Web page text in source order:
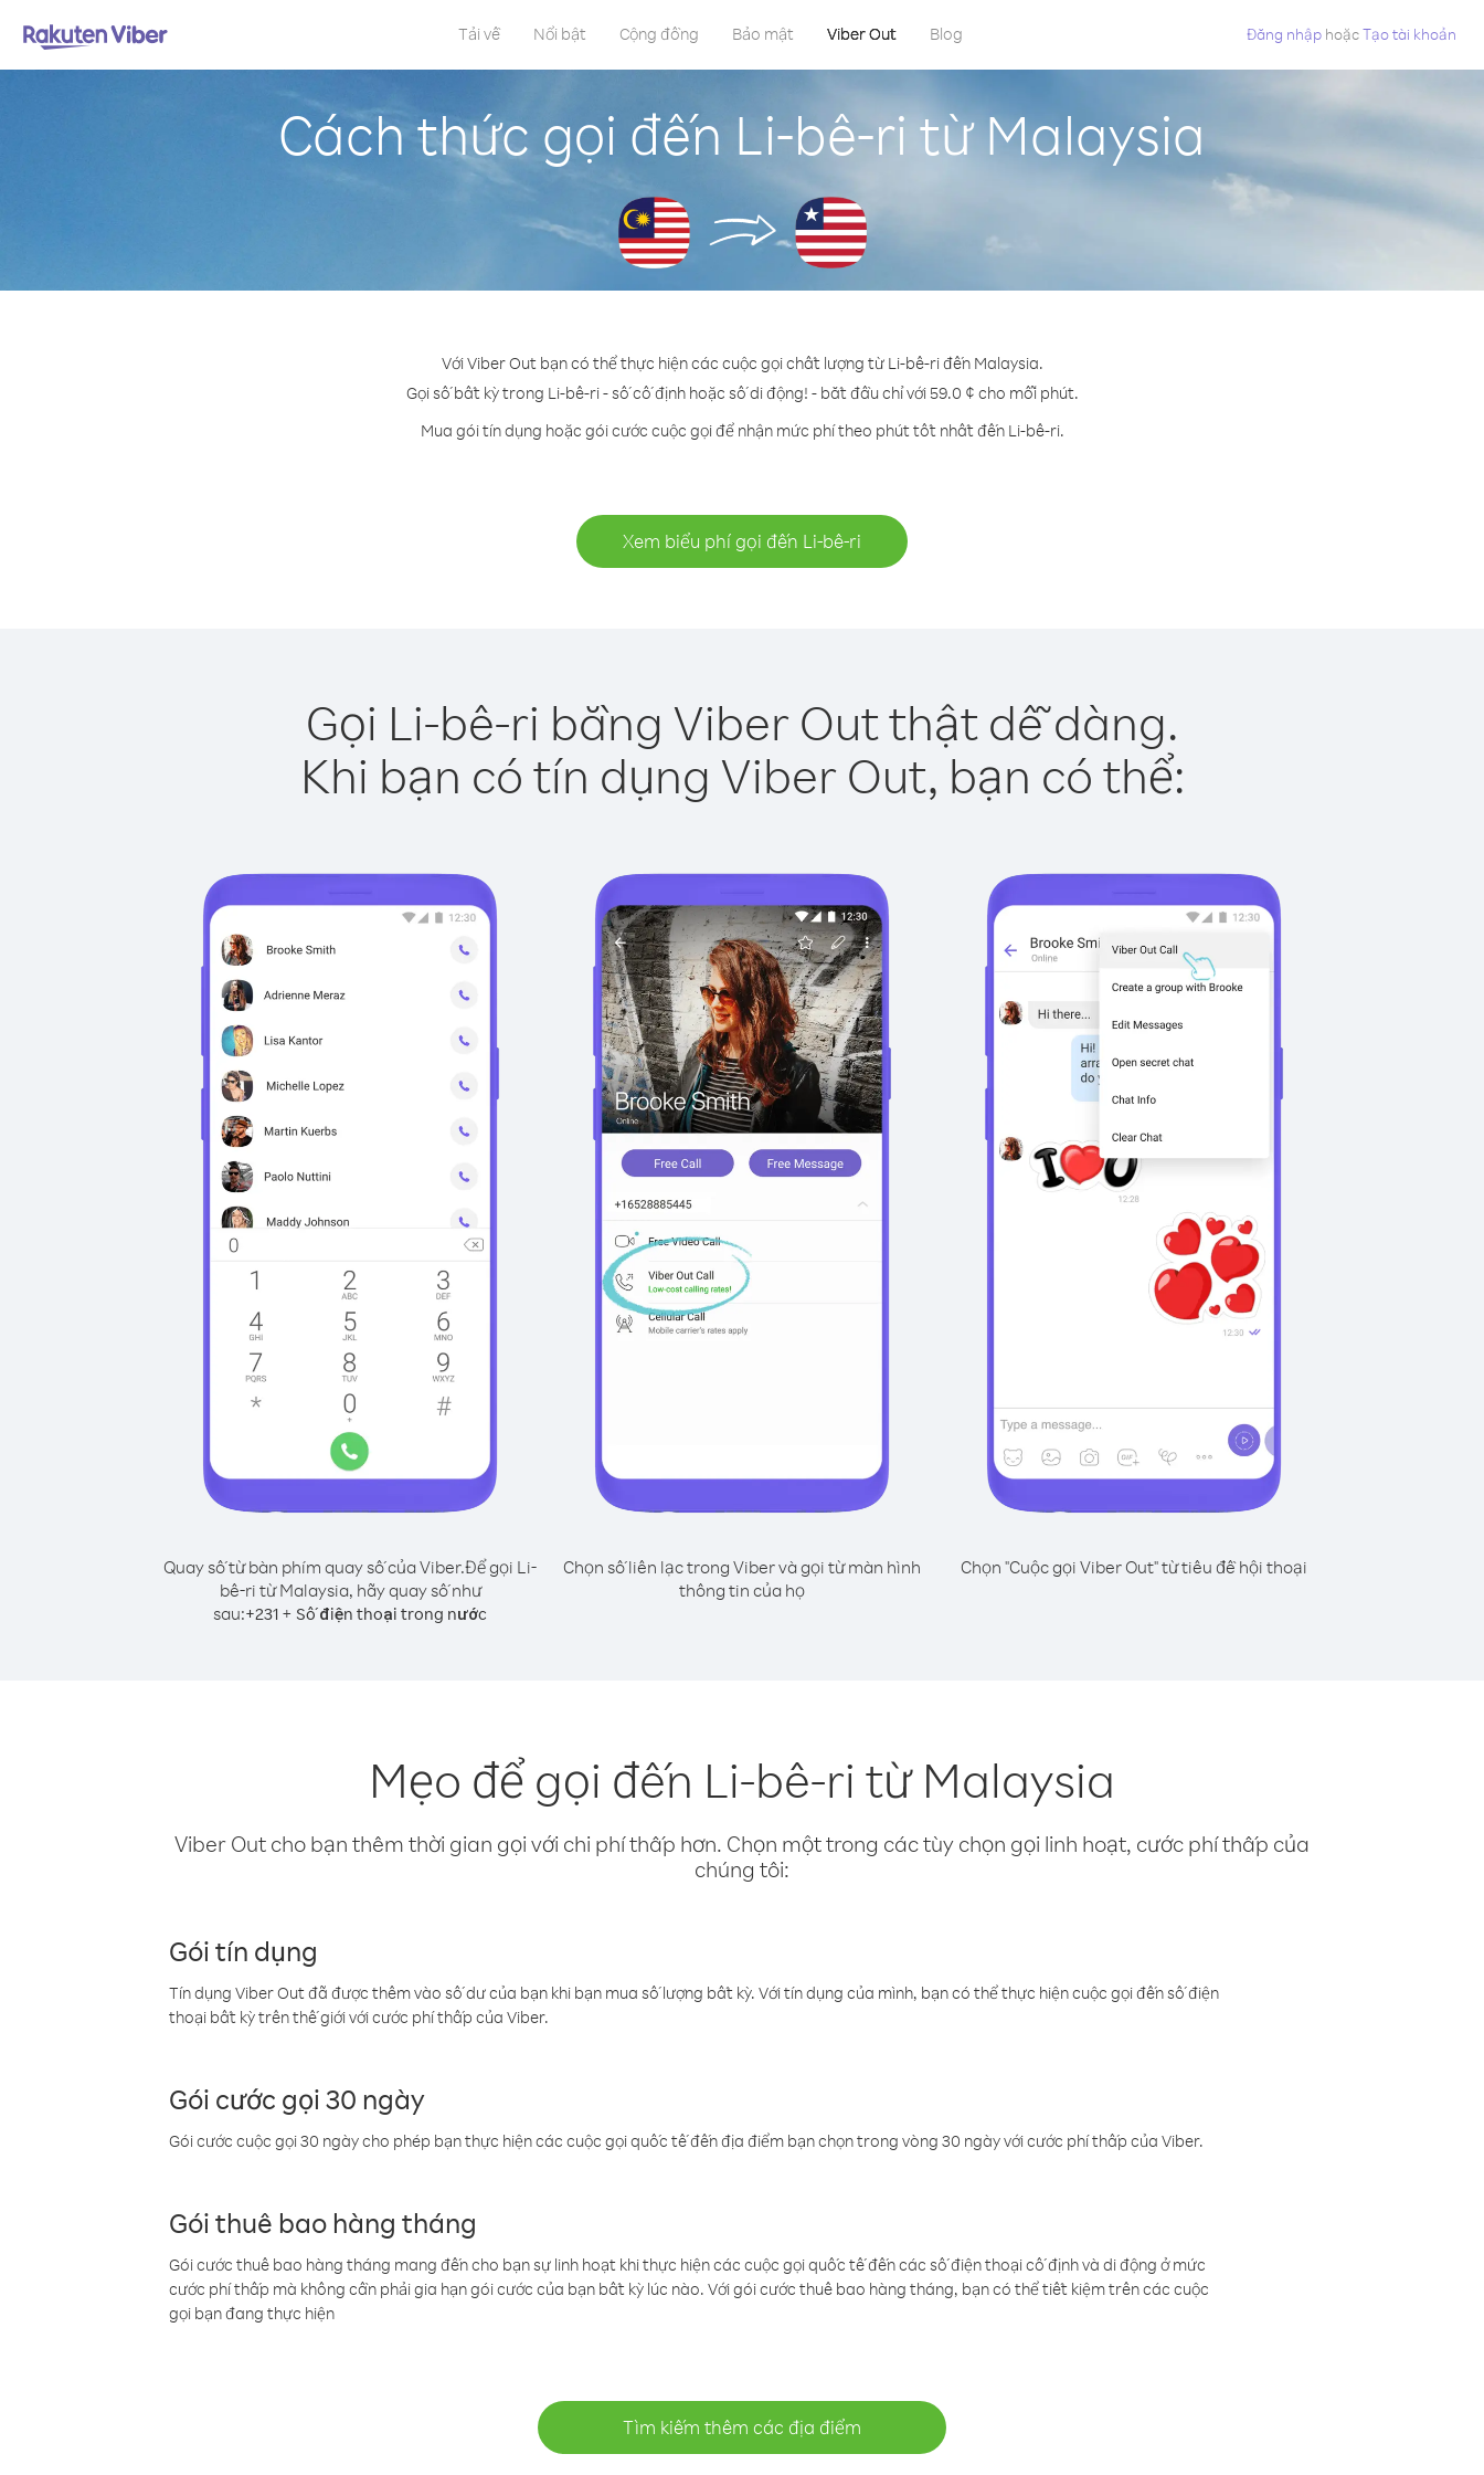
Tải về Nổi bật Cộng đồng Bảo mật Viber Out Blog Đăng nhập hoặcTạo tài khoản
Cách thức gọi đến Li-bê-ri từ Malaysia
Với Viber Out bạn có thể thực hiện các cuộc gọi chất lượng từ Li-bê-ri đến Malaysia.
Gọi số bất kỳ trong Li-bê-ri - số cố định hoặc số di động! - bắt đầu chỉ với 59.0 ¢ cho mỗi phút.
Mua gói tín dụng hoặc gói cước cuộc gọi để nhận mức phí theo phút tốt nhất đến Li-bê-ri.
Xem biểu phí gọi đến Li-bê-ri
Gọi Li-bê-ri bằng Viber Out thật dễ dàng.
Khi bạn có tín dụng Viber Out, bạn có thể:
Quay số từ bàn phím quay số của Viber.Để gọi Li-
bê-ri từ Malaysia, hãy quay số như
sau:+231 + Số điện thoại trong nước
Chọn số liên lạc trong Viber và gọi từ màn hình
thông tin của họ
Chọn "Cuộc gọi Viber Out" từ tiêu đề hội thoại
Mẹo để gọi đến Li-bê-ri từ Malaysia
Viber Out cho bạn thêm thời gian gọi với chi phí thấp hơn. Chọn một trong các tùy chọn gọi linh hoạt, cước phí thấp của
chúng tôi:
Gói tín dụng
Tín dụng Viber Out đã được thêm vào số dư của bạn khi bạn mua số lượng bất kỳ. Với tín dụng của mình, bạn có thể thực hiện cuộc gọi đến số điện
thoại bất kỳ trên thế giới với cước phí thấp của Viber.
Gói cước gọi 30 ngày
Gói cước cuộc gọi 30 ngày cho phép bạn thực hiện các cuộc gọi quốc tế đến địa điểm bạn chọn trong vòng 30 ngày với cước phí thấp của Viber.
Gói thuê bao hàng tháng
Gói cước thuê bao hàng tháng mang đến cho bạn sự linh hoạt khi thực hiện các cuộc gọi quốc tế đến các số điện thoại cố định và di động ở mức
cước phí thấp mà không cần phải gia hạn gói cước của bạn bất kỳ lúc nào. Với gói cước thuê bao hàng tháng, bạn có thể tiết kiệm trên các cuộc
gọi bạn đang thực hiện
Tìm kiếm thêm các địa điểm